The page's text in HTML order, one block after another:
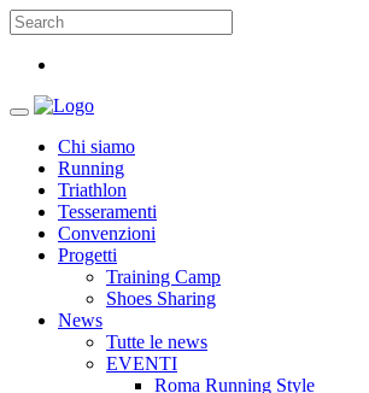
Chi siamo
Running
Triathlon
Tesseramenti
Convenzioni
Progetti
Training Camp
Shoes Sharing
News
Tutte le news
EVENTI
Roma Running Style